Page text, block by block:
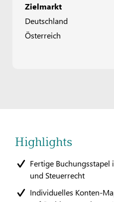
Highlights
Fertige Buchungsstapel
und Steuerrecht
Individuelles Konten-
Zielmarkt
Deutschland
Österreich